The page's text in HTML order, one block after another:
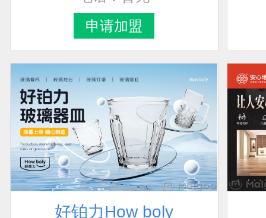
申请加盟
好铂力How boly